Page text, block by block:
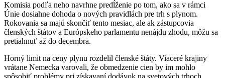
Komisia podľa neho navrhne predĺženie po tom, ako sa v rámci
Únie dosiahne dohoda o nových pravidlách pre trh s plynom.
Rokovania sa majú skončiť tento mesiac, ale ak zástupcovia
členských štátov a Európskeho parlamentu nenájdu zhodu, môžu sa
pretiahnuť až do decembra.
Horný limit na ceny plynu rozdelil členské štáty. Viaceré krajiny
vrátane Nemecka varovali, že obmedzenie cien by im mohlo